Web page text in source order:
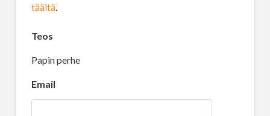
täältä.
Teos
Papin perhe
Email